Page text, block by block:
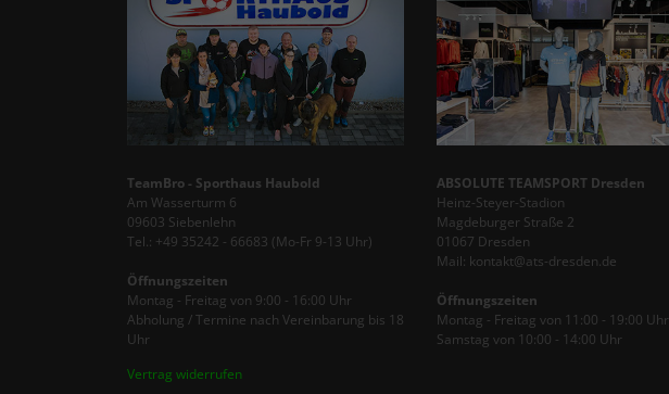
TeamBro - Sporthaus Haubold
Am Wasserturm 6
09603 Siebenlehn
Tel.: +49 35242 - 66683 (Mo-Fr 9-13 Uhr)
Öffnungszeiten
Montag - Freitag von 9:00 - 16:00 Uhr
Abholung / Termine nach Vereinbarung bis 18
Uhr
Vertrag widerrufen
ABSOLUTE TEAMSPORT Dresden
Heinz-Steyer-Stadion
Magdeburger Straße 2
01067 Dresden
Mail: kontakt@ats-dresden.de
Öffnungszeiten
Montag - Freitag von 11:00 - 19:00 Uhr
Samstag von 10:00 - 14:00 Uhr